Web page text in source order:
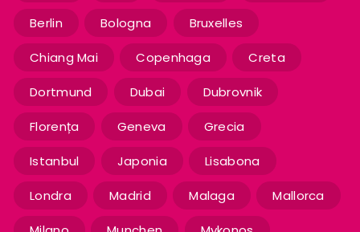
Berlin Bologna Bruxelles
Chiang Mai Copenhaga Creta
Dortmund Dubai Dubrovnik
Florența Geneva Grecia
Istanbul Japonia Lisabona
Londra Madrid Malaga Mallorca